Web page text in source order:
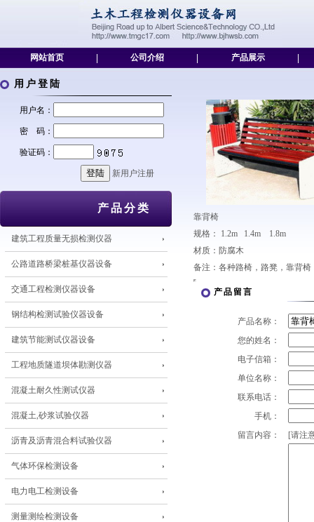
网站首页 公司介绍 产品展示
用户登陆
用户名：
密 码：
验证码：
新用户注册
产品分类
建筑工程质量无损检测仪器
公路道路桥梁桩基仪器设备
交通工程检测仪器设备
钢结构检测试验仪器设备
建筑节能测试仪器设备
工程地质隧道坝体勘测仪器
混凝土耐久性测试仪器
混凝土,砂浆试验仪器
沥青及沥青混合料试验仪器
气体环保检测设备
电力电工检测设备
测量测绘检测设备
靠背椅
规格： 1.2m 1.4m 1.8m
材质：防腐木
备注：各种路椅，路凳，靠背
产品留言
产品名称：
您的姓名：
电子信箱：
单位名称：
联系电话：
手机：
留言内容：
[请注